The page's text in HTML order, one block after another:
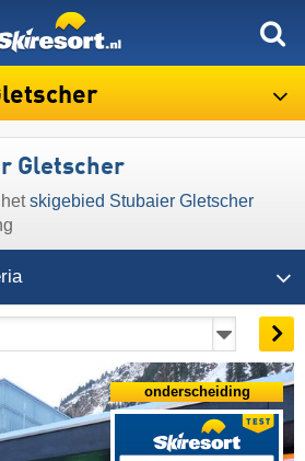
Gletscher
skigebied Stubaier Gletscher
onderscheiding